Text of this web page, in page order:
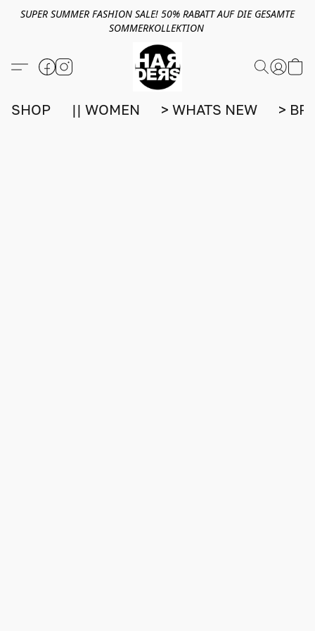
SUPER SUMMER FASHION SALE! 50% RABATT AUF DIE GESAMTE
SOMMERKOLLEKTION
SHOP || WOMEN > WHATS NEW >